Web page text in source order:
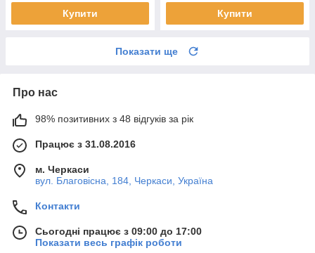
Купити Купити
Показати ще
Про нас
98% позитивних з 48 відгуків за рік
Працює з 31.08.2016
м. Черкаси
вул. Благовісна, 184, Черкаси, Україна
Контакти
Сьогодні працює з 09:00 до 17:00
Показати весь графік роботи